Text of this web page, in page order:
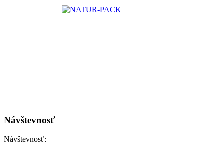
Návštevnosť
Návštevnosť: